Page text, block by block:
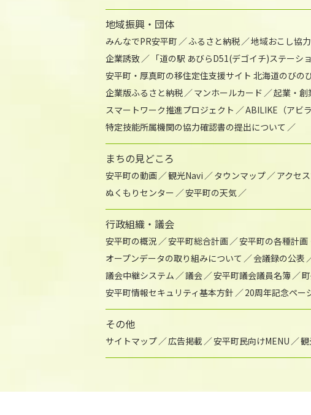
地域振興・団体
みんなでPR安平町 ふるさと納税 地域おこし協
企業誘致
「道の駅 あびらD51(デゴイチ)ステーシ
安平町・厚真町の移住定住支援サイト 北海道のびの
企業版ふるさと納税
マンホールカード 起業・創
スマートワーク推進プロジェクト
ABILIKE（アビラ
特定技能所属機関の協力確認書の提出について
まちの見どころ
安平町の動画 観光Navi タウンマップ アクセ
ぬくもりセンター
安平町の天気
行政組織・議会
安平町の概況 安平町総合計画 安平町の各種計
オープンデータの取り組みについて
会議録の公表
議会中継システム
議会 安平町議会議員名簿
安平町情報セキュリティ基本方針
20周年記念ペー
その他
サイトマップ 広告掲載 安平町民向けMENU